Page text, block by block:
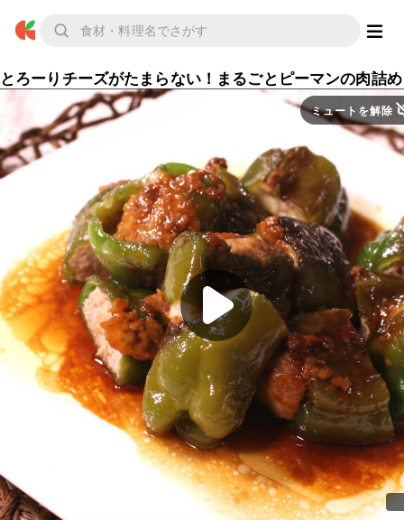
とろーりチーズがたまらない！まるごとピーマンの肉詰め
ミュートを解除